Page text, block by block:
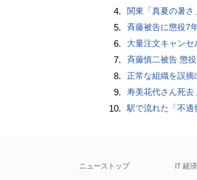
4. 関東「真夏の暑さ
5. 斉藤被告に懲役7
6. 大量注文キャン
7. 斉藤慎二被告 懲
8. 正常な組織を誤摘
9. 寿美花代さん死去
10. 駅で流れた「不適
ニューストップ IT 経済